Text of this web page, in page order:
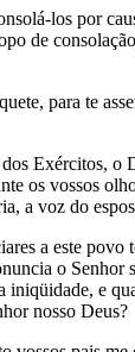
los por
de
para te
Exércitos, o
os vossos
a voz do
a este povo
o Senhor
iniqüidade, e
nosso Deus?